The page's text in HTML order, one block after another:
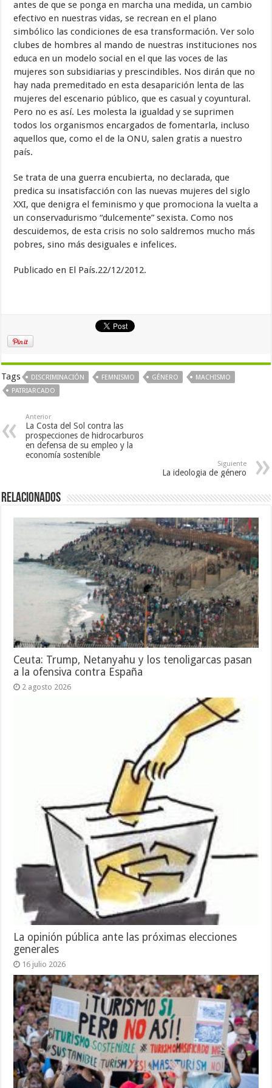
antes de que se ponga en marcha una medida, un cambio
efectivo en nuestras vidas, se recrean en el plano
simbólico las condiciones de esa transformación. Ver solo
clubes de hombres al mando de nuestras instituciones nos
educa en un modelo social en el que las voces de las
mujeres son subsidiarias y prescindibles. Nos dirán que no
hay nada premeditado en esta desaparición lenta de las
mujeres del escenario público, que es casual y coyuntural.
Pero no es así. Les molesta la igualdad y se suprimen
todos los organismos encargados de fomentarla, incluso
aquellos que, como el de la ONU, salen gratis a nuestro
país.
Se trata de una guerra encubierta, no declarada, que
predica su insatisfacción con las nuevas mujeres del siglo
XXI, que denigra el feminismo y que promociona la vuelta a
un conservadurismo “dulcemente” sexista. Como nos
descuidemos, de esta crisis no solo saldremos mucho más
pobres, sino más desiguales e infelices.
Publicado en El País.22/12/2012.
Tags DISCRIMINACIÓN FEMNISMO GÉNERO
MACHISMO
PATRIARCADO
Anterior
La Costa del Sol contra las
prospecciones de hidrocarburos
en defensa de su empleo y la
economía sostenible
Siguiente
La ideologia de género
Relacionados
Ceuta: Trump, Netanyahu y los tenoligarcas pasan
a la ofensiva contra España
2 agosto 2026
La opinión pública ante las próximas elecciones
generales
16 julio 2026